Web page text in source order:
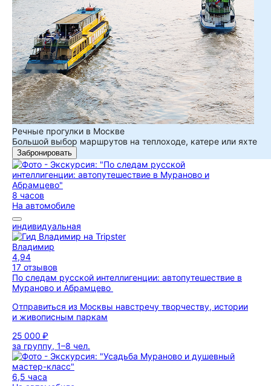
Речные прогулки в Москве
Большой выбор маршрутов на теплоходе, катере или яхте
Забронировать
8 часов
На автомобиле
индивидуальная
Владимир
4,94
17 отзывов
По следам русской интеллигенции: автопутешествие в
Мураново и Абрамцево
Отправиться из Москвы навстречу творчеству, истории
и живописным паркам
25 000 ₽
за группу, 1–8 чел.
6,5 часа